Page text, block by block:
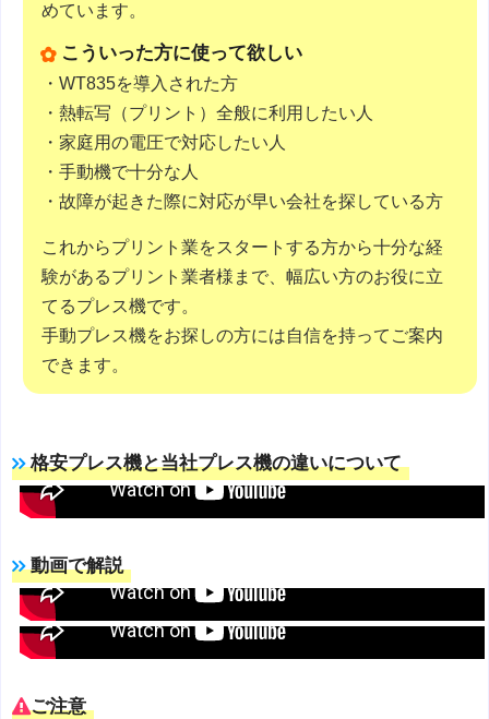
めています。
こういった方に使って欲しい
・WT835を導入された方
・熱転写（プリント）全般に利用したい人
・家庭用の電圧で対応したい人
・手動機で十分な人
・故障が起きた際に対応が早い会社を探している方
これからプリント業をスタートする方から十分な経
験があるプリント業者様まで、幅広い方のお役に立
てるプレス機です。
手動プレス機をお探しの方には自信を持ってご案内
できます。
格安プレス機と当社プレス機の違いについて
動画で解説
ご注意